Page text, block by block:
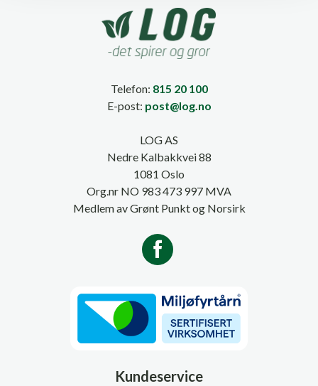
Telefon: 815 20 100
E-post: post@log.no
LOG AS
Nedre Kalbakkvei 88
1081 Oslo
Org.nr NO 983 473 997 MVA
Medlem av Grønt Punkt og Norsirk
Kundeservice